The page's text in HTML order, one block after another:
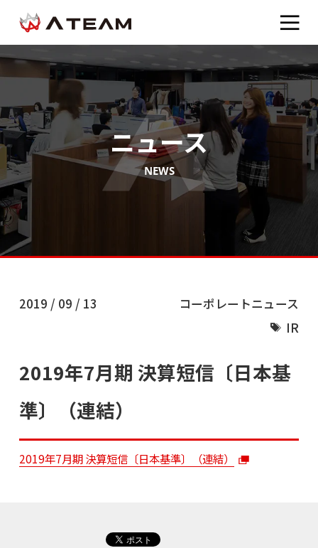
ニュース
NEWS
2019 / 09 / 13
コーポレートニュース
IR
2019年7月期 決算短信〔日本基
準〕（連結）
2019年7月期 決算短信〔日本基準〕（連結）